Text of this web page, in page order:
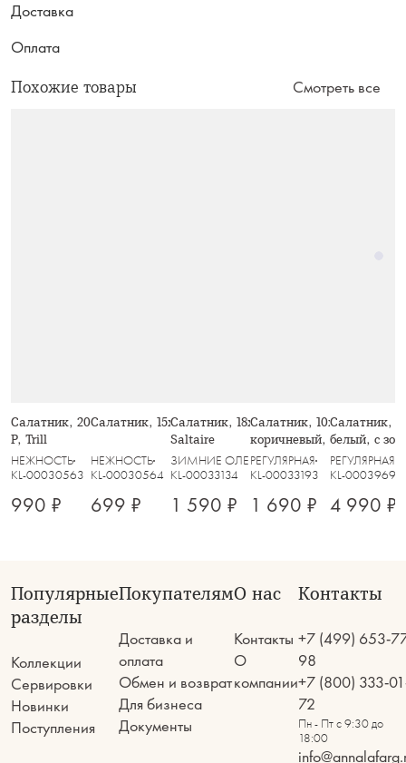
Доставка
Оплата
Похожие товары Смотреть все
Салатник, 20х8 см, 910 мл, стекло
Р, Trill
НЕЖНОСТЬ
KL-00030563
990 ₽
Салатник, 15х6 см, стекло Р, Trill
НЕЖНОСТЬ
KL-00030564
699 ₽
Салатник, 18х9 см, 1 л, стекло Р,
Saltaire
ЗИМНИЕ ОЛЕНИ
KL-00033134
1 590 ₽
Салатник, 10х17 см, 1,1 л,
коричневый, Узоры,
РЕГУЛЯРНАЯ
KL-00033193
1 690 ₽
Салатник,
белый, с
Golden
РЕГУЛЯРНАЯ
KL-00039691
4 990 ₽
Популярные
разделы
Коллекции
Сервировки
Новинки
Поступления
Покупателям
Доставка и
оплата
Обмен и возврат
Для бизнеса
Документы
О нас
Контакты
О
компании
Контакты
+7 (499) 653-
98
+7 (800) 333-
72
Пн - Пт с 9:30 до
18:00